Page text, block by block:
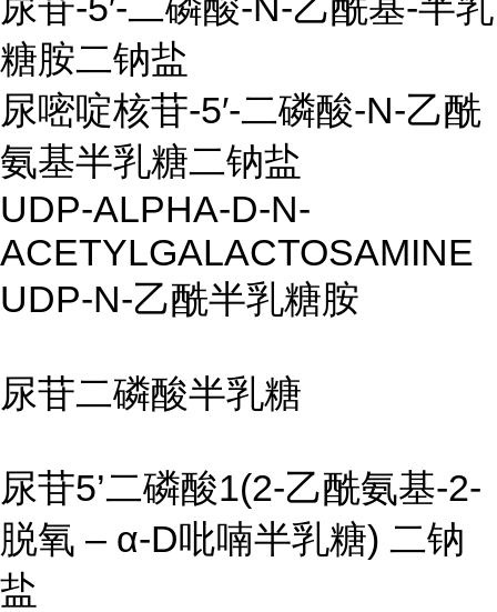
糖胺二钠盐
尿嘧啶核苷-5′-二磷酸-N-乙酰
氨基半乳糖二钠盐
UDP-ALPHA-D-N-
ACETYLGALACTOSAMINE
UDP-N-乙酰半乳糖胺
尿苷二磷酸半乳糖
尿苷5’二磷酸1(2-乙酰氨基-2-
脱氧 – α-D吡喃半乳糖) 二钠
盐